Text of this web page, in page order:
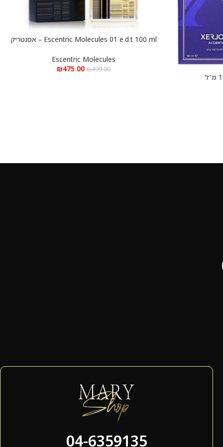
הוספה לסל
Escentric Molecules 01 e.d.t 100 ml – אסנטריק
Escentric Molecules
₪499.00
₪475.00
04-6359135